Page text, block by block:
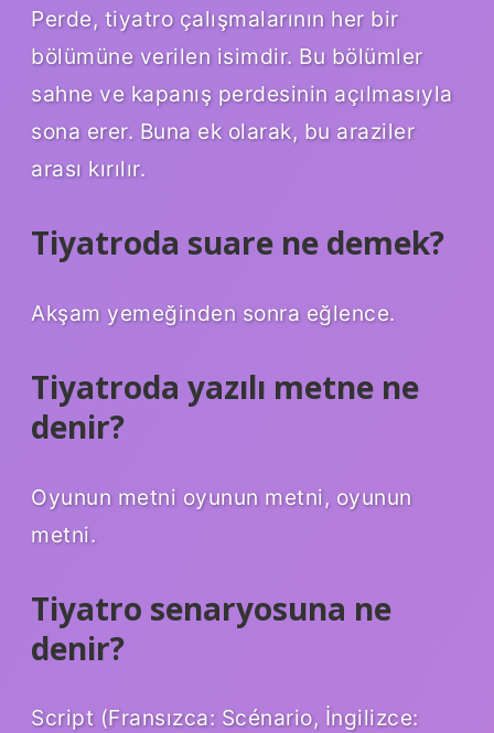
Perde, tiyatro çalışmalarının her bir
bölümüne verilen isimdir. Bu bölümler
sahne ve kapanış perdesinin açılmasıyla
sona erer. Buna ek olarak, bu araziler
arası kırılır.
Tiyatroda suare ne demek?
Akşam yemeğinden sonra eğlence.
Tiyatroda yazılı metne ne
denir?
Oyunun metni oyunun metni, oyunun
metni.
Tiyatro senaryosuna ne
denir?
Script (Fransızca: Scénario, İngilizce: